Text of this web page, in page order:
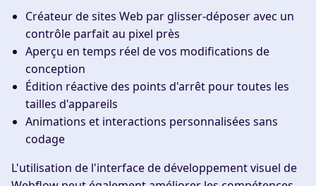
Créateur de sites Web par glisser-déposer avec un
contrôle parfait au pixel près
Aperçu en temps réel de vos modifications de
conception
Édition réactive des points d'arrêt pour toutes les
tailles d'appareils
Animations et interactions personnalisées sans
codage
L'utilisation de l'interface de développement visuel de